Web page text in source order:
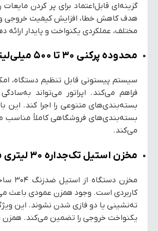
گزینه‌ای قابل‌اعتماد برای پر کردن
هدف کاهش خطا، افزایش کیفیت خروجی و
مختلف، عملکردی یکنواخت و پایدار ارائه
محدوده پرکنی ۳۰ تا ۵۰۰ میلی‌لیتر با تنظیم دقیق حجم
فراهم می‌کند. اپراتور می‌تواند
بسته‌بندی‌های متنوعی را اجرا کند. این
بسته‌بندی‌های فروشگاهی کاملاً مناسب
می‌کند.
مخزن استیل تک‌جداره ۳۰ لیتری مجهز به همزن عمودی
کاربردی است. وجود همزن عمودی باعث
ته‌نشینی یا دو فازی شدن نشوند. این
یکنواخت خروجی را تضمین می‌کند. همزن